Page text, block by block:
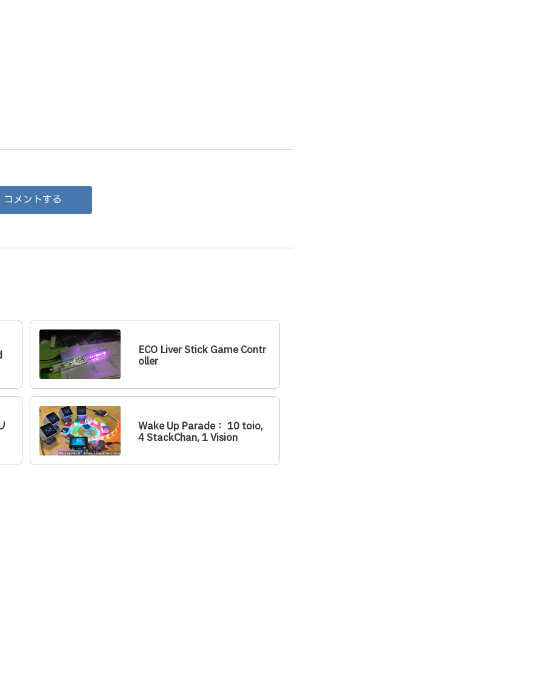
コメントする
ECO Liver Stick Game Contr
oller
Wake Up Parade： 10 toio,
4 StackChan, 1 Vision